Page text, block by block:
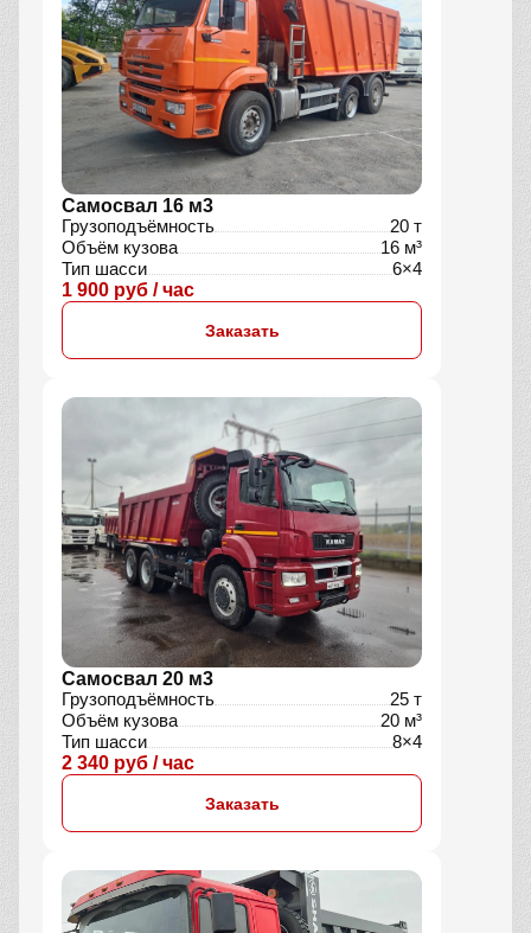
Самосвал 16 м3
Грузоподъёмность
20 т
Объём кузова
16 м³
Тип шасси
6×4
1 900 руб / час
Заказать
Самосвал 20 м3
Грузоподъёмность
25 т
Объём кузова
20 м³
Тип шасси
8×4
2 340 руб / час
Заказать